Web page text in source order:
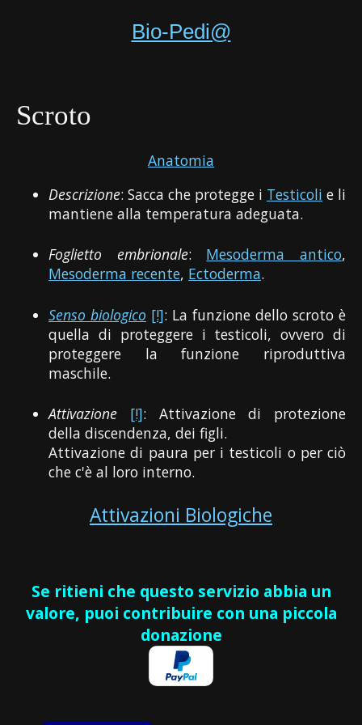
Bio-Pedi@
Scroto
Anatomia
Descrizione: Sacca che protegge i Testicoli e li
mantiene alla temperatura adeguata.
Foglietto embrionale: Mesoderma antico,
Mesoderma recente, Ectoderma.
Senso biologico [!]: La funzione dello scroto è
quella di proteggere i testicoli, ovvero di
proteggere la funzione riproduttiva
maschile.
Attivazione [!]: Attivazione di protezione
della discendenza, dei figli.
Attivazione di paura per i testicoli o per ciò
che c'è al loro interno.
Attivazioni Biologiche
Se ritieni che questo servizio abbia un
valore, puoi contribuire con una piccola
donazione